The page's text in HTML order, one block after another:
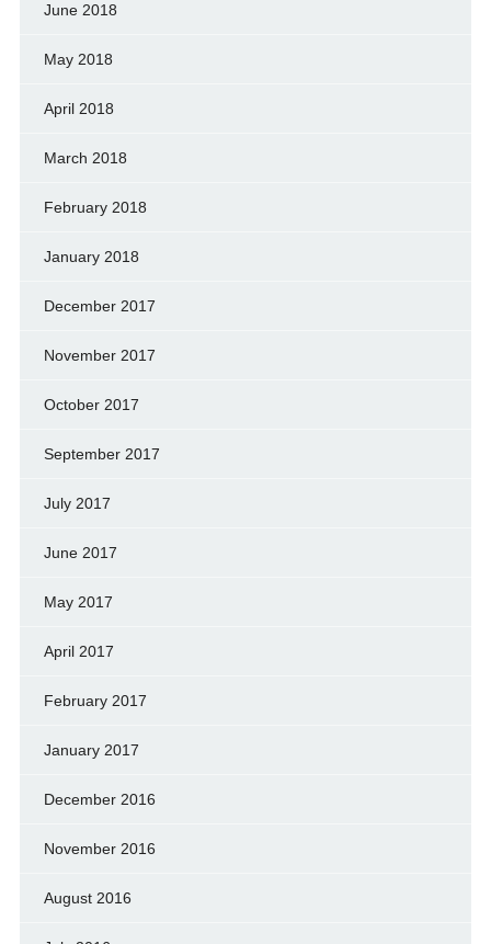
June 2018
May 2018
April 2018
March 2018
February 2018
January 2018
December 2017
November 2017
October 2017
September 2017
July 2017
June 2017
May 2017
April 2017
February 2017
January 2017
December 2016
November 2016
August 2016